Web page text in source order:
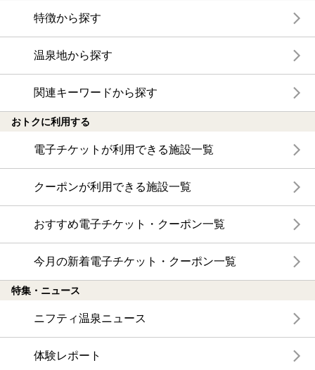
特徴から探す
温泉地から探す
関連キーワードから探す
おトクに利用する
電子チケットが利用できる施設一覧
クーポンが利用できる施設一覧
おすすめ電子チケット・クーポン一覧
今月の新着電子チケット・クーポン一覧
特集・ニュース
ニフティ温泉ニュース
体験レポート